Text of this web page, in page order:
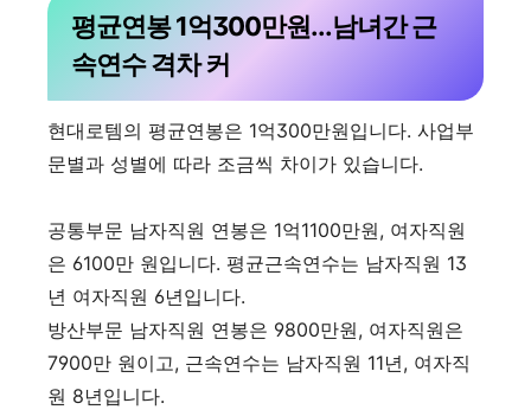
평균연봉 1억300만원...남녀간 근
속연수 격차 커
현대로템의 평균연봉은 1억300만원입니다. 사업부
문별과 성별에 따라 조금씩 차이가 있습니다.
공통부문 남자직원 연봉은 1억1100만원, 여자직원
은 6100만 원입니다. 평균근속연수는 남자직원 13
년 여자직원 6년입니다.
방산부문 남자직원 연봉은 9800만원, 여자직원은
7900만 원이고, 근속연수는 남자직원 11년, 여자직
원 8년입니다.